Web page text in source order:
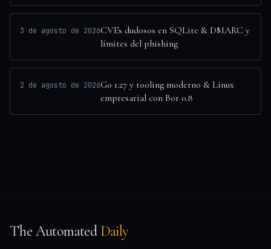
3 de agosto de 2026CVEs dudosos en SQLite & DMARC y
límites del phishing
2 de agosto de 2026Go 1.27 y tooling moderno & Linux
empresarial con Bor 0.8
The Automated Daily